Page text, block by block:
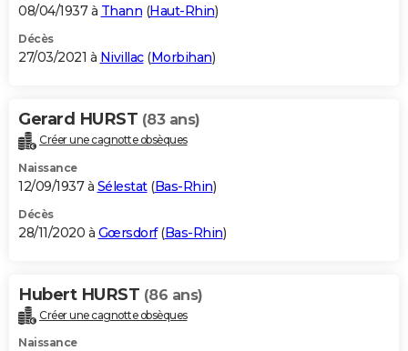
08/04/1937 à Thann (Haut-Rhin)
Décès
27/03/2021 à Nivillac(Morbihan)
Gerard HURST (83 ans)
Créer une cagnotte obsèques
Naissance
12/09/1937 à Sélestat(Bas-Rhin)
Décès
28/11/2020 à Gœrsdorf(Bas-Rhin)
Hubert HURST (86 ans)
Créer une cagnotte obsèques
Naissance